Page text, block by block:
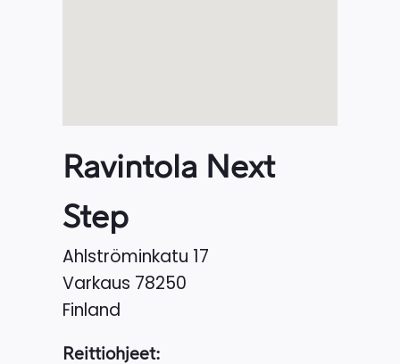
Ravintola Next
Step
Ahlströminkatu 17
Varkaus 78250
Finland
Reittiohjeet: